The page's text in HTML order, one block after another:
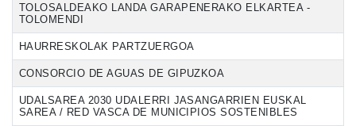
TOLOSALDEAKO LANDA GARAPENERAKO ELKARTEA -
TOLOMENDI
HAURRESKOLAK PARTZUERGOA
CONSORCIO DE AGUAS DE GIPUZKOA
UDALSAREA 2030 UDALERRI JASANGARRIEN EUSKAL
SAREA / RED VASCA DE MUNICIPIOS SOSTENIBLES